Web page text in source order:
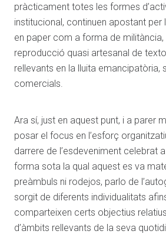
pràcticament totes les formes
institucional, continuen apostant per
en paper com a forma de
reproducció quasi artesanal de
rellevants en la lluita emancipatòria,
comercials.
Ara sí, just en aquest punt, i a parer
posar el focus en l’esforç
darrere de l’esdeveniment celebrat
forma sota la qual aquest es va
preàmbuls ni rodejos, parlo de
sorgit de diferents individualitats
comparteixen certs objectius
d’àmbits rellevants de la seva